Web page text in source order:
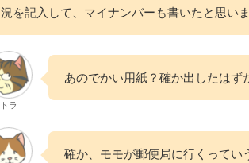
況を記入して、マイナンバーも書いたと思い
トラ
あのでかい用紙？確か出したはず
確か、モモが郵便局に行くってい